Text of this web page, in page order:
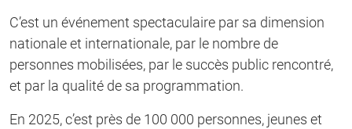
C’est un événement spectaculaire par sa dimension
nationale et internationale, par le nombre de
personnes mobilisées, par le succès public rencontré,
et par la qualité de sa programmation.
En 2025, c’est près de 100 000 personnes, jeunes et